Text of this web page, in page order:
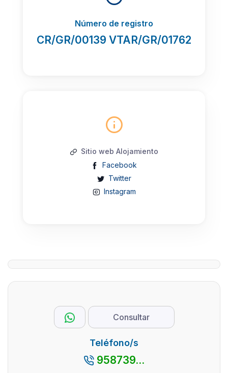
Número de registro
CR/GR/00139 VTAR/GR/01762
Sitio web Alojamiento
Facebook
Twitter
Instagram
Consultar
Teléfono/s
958739...